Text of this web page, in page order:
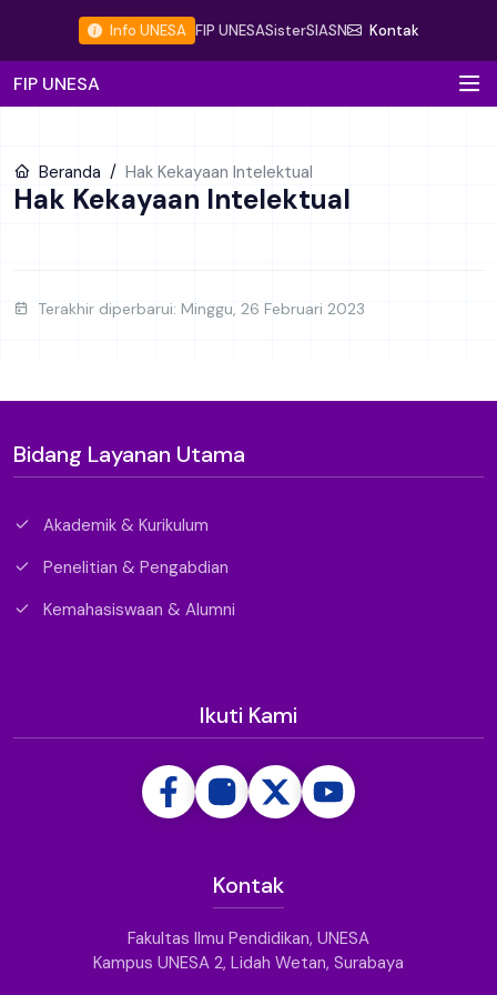
Info UNESA FIP UNESASisterSIASN Kontak
FIP UNESA
Beranda Hak Kekayaan Intelektual
Hak Kekayaan Intelektual
Terakhir diperbarui: Minggu, 26 Februari 2023
Bidang Layanan Utama
Akademik & Kurikulum
Penelitian & Pengabdian
Kemahasiswaan & Alumni
Ikuti Kami
Kontak
Fakultas Ilmu Pendidikan, UNESA
Kampus UNESA 2, Lidah Wetan, Surabaya